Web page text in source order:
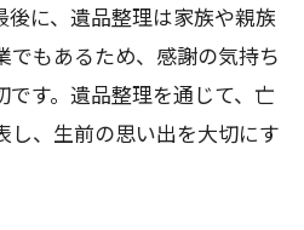
後に、遺品整理は家族や親族
でもあるため、感謝の気持ち
す。遺品整理を通じて、亡
し、生前の思い出を大切にす